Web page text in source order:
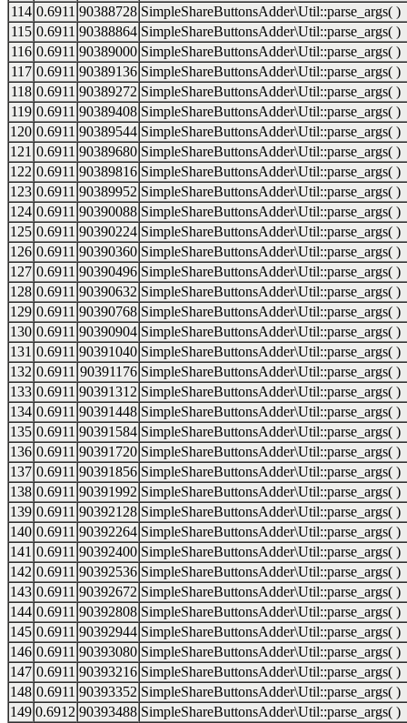
114 0.6911 90388728 SimpleShareButtonsAdder\Util::parse_args( )
115 0.6911 90388864 SimpleShareButtonsAdder\Util::parse_args( )
116 0.6911 90389000 SimpleShareButtonsAdder\Util::parse_args( )
117 0.6911 90389136 SimpleShareButtonsAdder\Util::parse_args( )
118 0.6911 90389272 SimpleShareButtonsAdder\Util::parse_args( )
119 0.6911 90389408 SimpleShareButtonsAdder\Util::parse_args( )
120 0.6911 90389544 SimpleShareButtonsAdder\Util::parse_args( )
121 0.6911 90389680 SimpleShareButtonsAdder\Util::parse_args( )
122 0.6911 90389816 SimpleShareButtonsAdder\Util::parse_args( )
123 0.6911 90389952 SimpleShareButtonsAdder\Util::parse_args( )
124 0.6911 90390088 SimpleShareButtonsAdder\Util::parse_args( )
125 0.6911 90390224 SimpleShareButtonsAdder\Util::parse_args( )
126 0.6911 90390360 SimpleShareButtonsAdder\Util::parse_args( )
127 0.6911 90390496 SimpleShareButtonsAdder\Util::parse_args( )
128 0.6911 90390632 SimpleShareButtonsAdder\Util::parse_args( )
129 0.6911 90390768 SimpleShareButtonsAdder\Util::parse_args( )
130 0.6911 90390904 SimpleShareButtonsAdder\Util::parse_args( )
131 0.6911 90391040 SimpleShareButtonsAdder\Util::parse_args( )
132 0.6911 90391176 SimpleShareButtonsAdder\Util::parse_args( )
133 0.6911 90391312 SimpleShareButtonsAdder\Util::parse_args( )
134 0.6911 90391448 SimpleShareButtonsAdder\Util::parse_args( )
135 0.6911 90391584 SimpleShareButtonsAdder\Util::parse_args( )
136 0.6911 90391720 SimpleShareButtonsAdder\Util::parse_args( )
137 0.6911 90391856 SimpleShareButtonsAdder\Util::parse_args( )
138 0.6911 90391992 SimpleShareButtonsAdder\Util::parse_args( )
139 0.6911 90392128 SimpleShareButtonsAdder\Util::parse_args( )
140 0.6911 90392264 SimpleShareButtonsAdder\Util::parse_args( )
141 0.6911 90392400 SimpleShareButtonsAdder\Util::parse_args( )
142 0.6911 90392536 SimpleShareButtonsAdder\Util::parse_args( )
143 0.6911 90392672 SimpleShareButtonsAdder\Util::parse_args( )
144 0.6911 90392808 SimpleShareButtonsAdder\Util::parse_args( )
145 0.6911 90392944 SimpleShareButtonsAdder\Util::parse_args( )
146 0.6911 90393080 SimpleShareButtonsAdder\Util::parse_args( )
147 0.6911 90393216 SimpleShareButtonsAdder\Util::parse_args( )
148 0.6911 90393352 SimpleShareButtonsAdder\Util::parse_args( )
149 0.6912 90393488 SimpleShareButtonsAdder\Util::parse_args( )